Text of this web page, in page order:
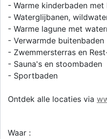
- Warme kinderbaden
- Waterglijbanen,
- Warme lagune met
- Verwarmde buitenbaden
- Zwemmersterras en
- Sauna's en stoombaden
- Sportbaden
Ontdek alle locaties via
Waar :